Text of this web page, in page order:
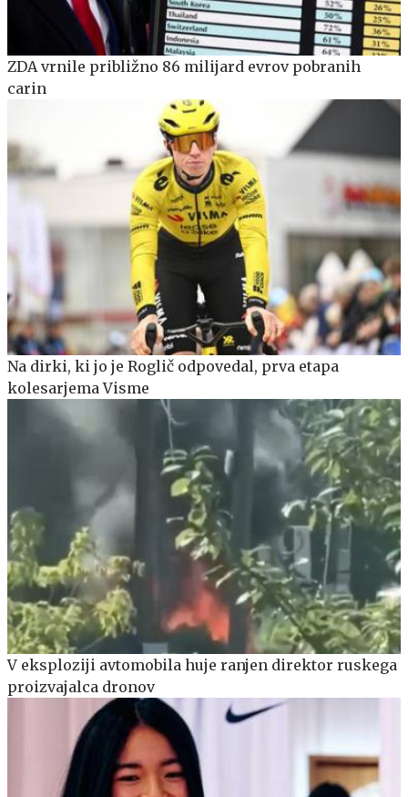
ZDA vrnile približno 86 milijard evrov pobranih
carin
Na dirki, ki jo je Roglič odpovedal, prva etapa
kolesarjema Visme
V eksploziji avtomobila huje ranjen direktor ruskega
proizvajalca dronov